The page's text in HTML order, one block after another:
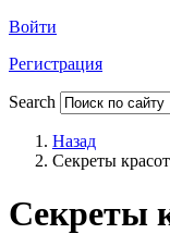
Войти
Регистрация
Search
Назад
Секреты
Секреты